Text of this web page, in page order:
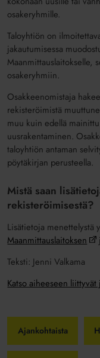
osakeryhmille.
Taloyhtiön on
jakautumisessa
Maanmittauslaitokselle,
osakeryhmiin.
Osakkeenomistaja
rekisteröimistä
muu kuin edellä
uusrakentaminen.
taloyhtiön antaman
pöytäkirjan perusteella.
Mistä saan
rekisteröimisestä?
Lisätietoja menettelystä
Maanmittauslaitoksen
Teksti: Jenni Valkama
Katso aiheeseen
Ajankohtaista